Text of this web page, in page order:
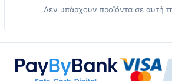
Δεν υπάρχουν προϊόντα σε αυτή